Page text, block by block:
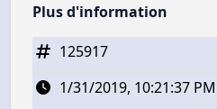
Plus d'information
125917
1/31/2019, 10:21:37 PM